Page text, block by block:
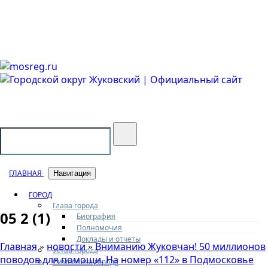
ГЛАВНАЯ Навигация
ГОРОД
Глава города
Биография
Полномочия
Доклады и отчеты
Устав города
Символика города
05 2 (1)
Главная» новости»Вниманию Жуковчан! 50 миллионов
поводов для помощи. На номер «112» в Подмосковье